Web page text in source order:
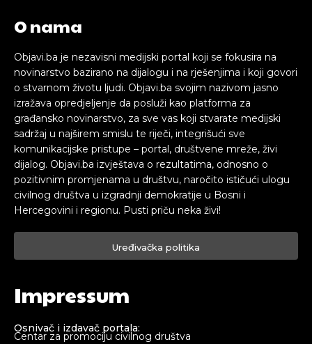
O nama
Objavi.ba je nezavisni medijski portal koji se fokusira na
novinarstvo bazirano na dijalogu i na rješenjima i koji govori
o stvarnom životu ljudi. Objavi.ba svojim nazivom jasno
izražava opredjeljenje da posluži kao platforma za
građansko novinarstvo, za sve vas koji stvarate medijski
sadržaj u najširem smislu te riječi, integrišući sve
komunikacijske pristupe – portal, društvene mreže, živi
dijalog. Objavi.ba izvještava o rezultatima, odnosno o
pozitivnim promjenama u društvu, naročito ističući ulogu
civilnog društva u izgradnji demokratije u Bosni i
Hercegovini i regionu. Pusti priču neka živi!
Uređivačka politika
Impressum
Osnivač i izdavač portala:
Centar za promociju civilnog društva